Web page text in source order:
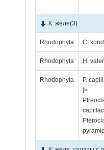
К: желе(3)
Rhodophyta C.
Rhodophyta H.
Rhodophyta
P.
[=